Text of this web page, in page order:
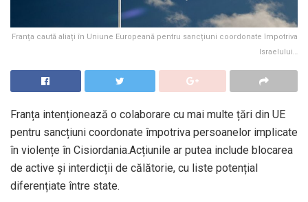
Franța caută aliați în Uniune Europeană pentru sancțiuni coordonate împotriva
Israelului…
Franța intenționează o colaborare cu mai multe țări din UE
pentru sancțiuni coordonate împotriva persoanelor implicate
în violențe în Cisiordania.Acțiunile ar putea include blocarea
de active și interdicții de călătorie, cu liste potențial
diferențiate între state.